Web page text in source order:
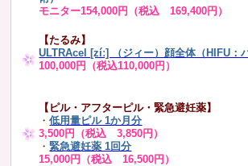
モニター154,000円（税込 169,400円）
【たるみ】
ULTRAcel [zíː] （ジィー）顔全体（HIFU：
100,000円（税込110,000円）
【ピル・アフターピル・緊急避妊薬】
・低用量ピル 1か月分
3,500円（税込 3,850円）
・緊急避妊薬 1回分
15,000円（税込 16,500円）